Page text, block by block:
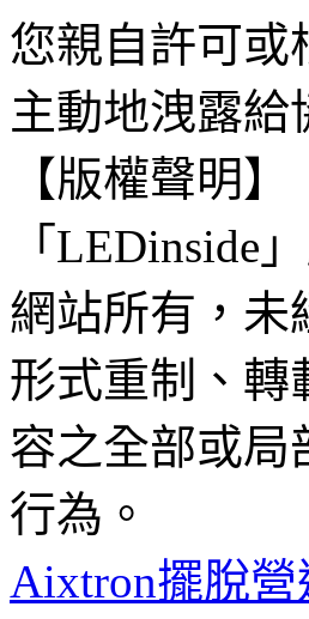
您親自許可或
主動地洩露給
【版權聲明】
「LEDinside
網站所有，未
形式重制、轉
容之全部或局
行為。
Aixtron擺脫營